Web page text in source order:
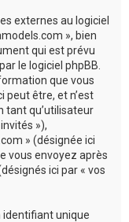
externes au logiciel
», bien
qui est prévu
le logiciel phpBB.
que vous
peut être, et n’est
tant qu’utilisateur
»),
» (désignée ici
vous envoyez après
ici par « vos
unique